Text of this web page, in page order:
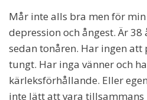
Mår inte alls bra men för
depression och ångest. Är
sedan tonåren. Har ingen
tungt. Har inga vänner och
kärleksförhållande. Eller
inte lätt att vara tillsammans